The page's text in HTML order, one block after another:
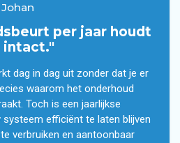
per jaar houdt
intact."
dag in dag uit zonder dat je er
waarom het onderhoud
Toch is een jaarlijkse
efficiënt te laten blijven
verbruiken en aantoonbaar